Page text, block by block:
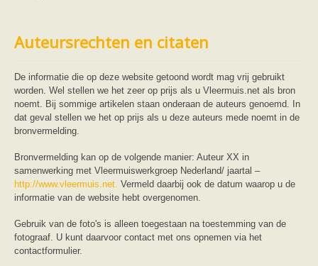
Auteursrechten en citaten
De informatie die op deze website getoond wordt mag vrij gebruikt
worden. Wel stellen we het zeer op prijs als u Vleermuis.net als bron
noemt. Bij sommige artikelen staan onderaan de auteurs genoemd. In
dat geval stellen we het op prijs als u deze auteurs mede noemt in de
bronvermelding.
Bronvermelding kan op de volgende manier: Auteur XX in
samenwerking met Vleermuiswerkgroep Nederland/ jaartal –
http://www.vleermuis.net. Vermeld daarbij ook de datum waarop u de
informatie van de website hebt overgenomen.
Gebruik van de foto's is alleen toegestaan na toestemming van de
fotograaf. U kunt daarvoor contact met ons opnemen via het
contactformulier.